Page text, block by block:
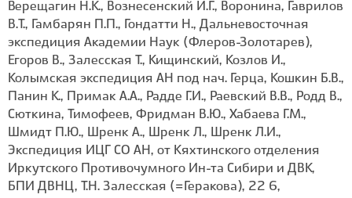
Верещагин Н.К., Вознесенский И.Г., Воронина, Гаврилов
В.Т., Гамбарян П.П., Гондатти Н., Дальневосточная
экспедиция Академии Наук (Флеров-Золотарев),
Егоров В., Залесская Т., Кищинский, Козлов И.,
Колымская экспедиция АН под нач. Герца, Кошкин Б.В.,
Панин К., Примак А.А., Радде Г.И., Раевский В.В., Родд В.,
Сюткина, Тимофеев, Фридман В.Ю., Хабаева Г.М.,
Шмидт П.Ю., Шренк А., Шренк Л., Шренк Л.И.,
Экспедиция ИЦГ СО АН, от Кяхтинского отделения
Иркутского Противочумного Ин-та Сибири и ДВК,
БПИ ДВНЦ, Т.Н. Залесская (=Геракова), 22 6,